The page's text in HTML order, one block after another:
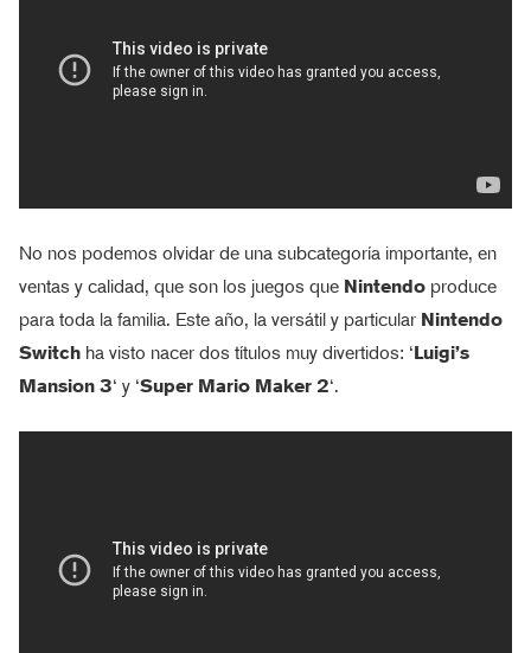
No nos podemos olvidar de una subcategoría importante, en
ventas y calidad, que son los juegos que Nintendo produce
para toda la familia. Este año, la versátil y particular Nintendo
Switch ha visto nacer dos títulos muy divertidos: ‘Luigi’s
Mansion 3‘ y ‘Super Mario Maker 2‘.